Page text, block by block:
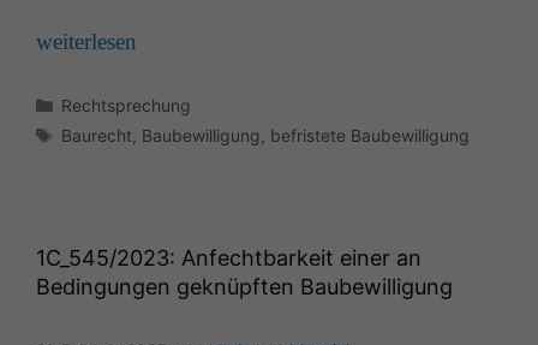
weit­er­lesen
Kategorien
Rechtsprechung
Schlagwörter
Baurecht Baubewilligung befristete Baubewilligung
1C_545/2023: Anfechtbarkeit einer an
Bedingungen geknüpften Baubewilligung
statistische
Funktionalität
Einige
Funktionen auf